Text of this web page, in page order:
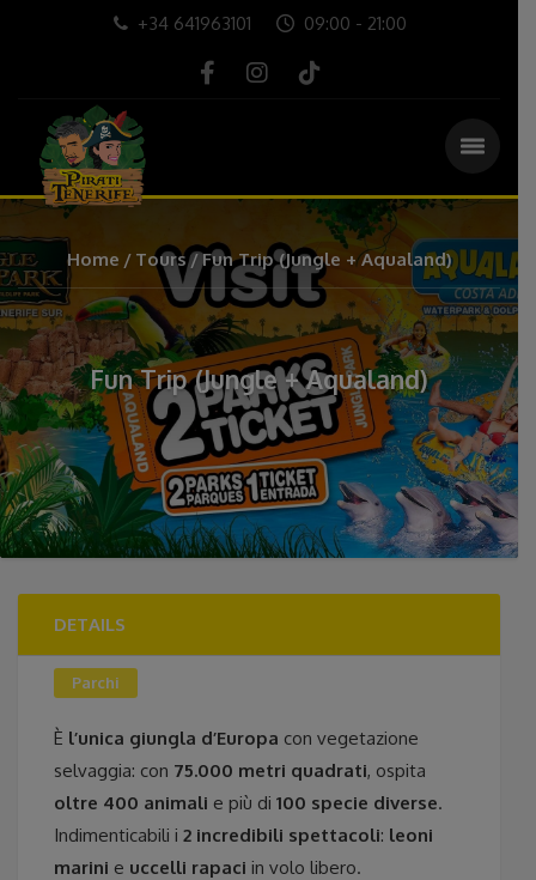
+34 641963101 09:00 - 21:00
Home Tours Fun Trip (Jungle + Aqualand)
Fun Trip (Jungle + Aqualand)
DETAILS
Parchi
È l’unica giungla d’Europa con vegetazione
selvaggia: con 75.000 metri quadrati, ospita
oltre 400 animali e più di 100 specie diverse.
Indimenticabili i 2 incredibili spettacoli: leoni
marini e uccelli rapaci in volo libero.